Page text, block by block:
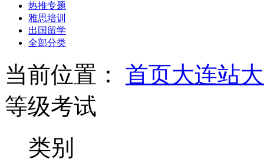
热推专题
雅思培训
出国留学
全部分类
当前位置： 首页大连站
等级考试
类别